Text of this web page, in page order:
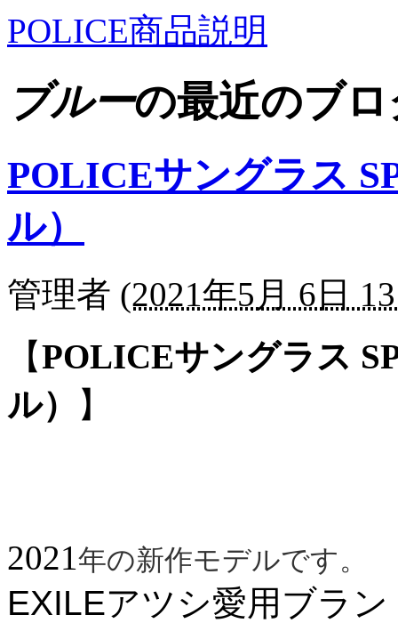
POLICE商品説明
ブルーの最近のブ
POLICEサングラス
ル）
管理者 (2021年5月 6日
【POLICEサングラス
ル）
】
2021年の新作モデルです。
EXILEアツシ愛用ブラ